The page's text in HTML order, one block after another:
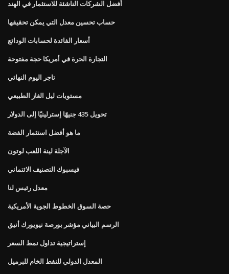
أفضل الشركات الناشئة للاستثمار في الهند
حساب تحسين معدل التي يمكن تحقيقها
أسعار الفائدة لحسابات الودائع
التجارة الحرة في أمريكا حجة مفتوحة
تاجر اليوم النهائي
مستويات ليل الغاز الطبيعي
تحويل 435 جنيهًا إسترلينيًا إلى الدولار
ما هو أفضل استثمار الفضة
الآجلة لينة اللعب لوتون
فيسبوك التصنيف الائتماني
معدل رئيس لنا
حصة السوق الخطوط الجوية الأمريكية
الرسم البياني مؤشر بورصة نيويورك أنيق
إستراتيجية تداول نمط السعر
المعدل الدولي للنفط الخام للبرميل